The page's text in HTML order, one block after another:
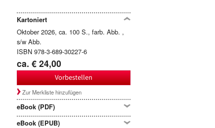
Kartoniert
Oktober 2026, ca. 100 S., farb. Abb. ,
s/w Abb.
ISBN 978-3-689-30227-6
ca. € 24,00
Vorbestellen
Zur Merkliste hinzufügen
eBook (PDF)
eBook (EPUB)